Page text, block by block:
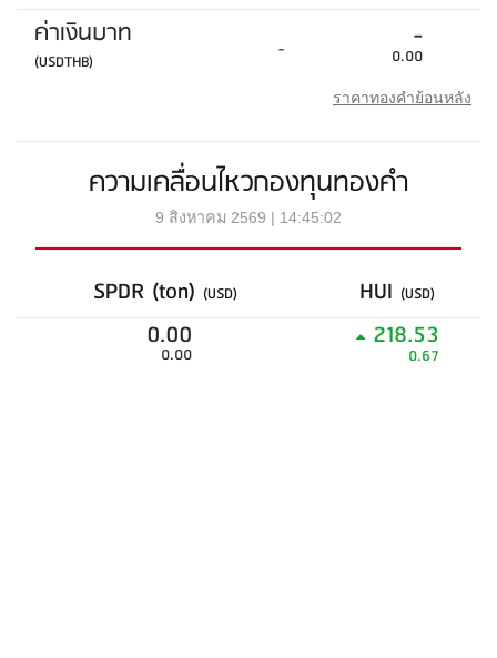
ค่าเงินบาท
(USDTHB) - -
0.00
ราคาทองคำย้อนหลัง
ความเคลื่อนไหวกองทุนทองคำ
9 สิงหาคม 2569 | 14:45:02
SPDR (ton) (USD) HUI (USD)
0.00
0.00
218.53
0.67